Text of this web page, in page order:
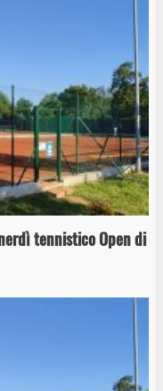
tennistico Open di